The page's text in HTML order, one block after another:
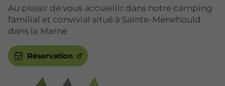
Au plaisir de vous accueillir dans notre camping
familial et convivial situé à Sainte-Menehould
dans la Marne
Réservation